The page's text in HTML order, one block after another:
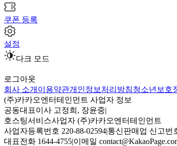
쿠폰 등록
설정
다크 모드
로그아웃
회사 소개 이용약관개인정보처리방침청소년보호
(주)카카오엔터테인먼트 사업자 정보
공동대표이사 고정희, 장윤중|
호스팅서비스사업자 (주)카카오엔터테인먼트
사업자등록번호 220-88-02594|통신판매업 신고번
대표전화 1644-4755|이메일